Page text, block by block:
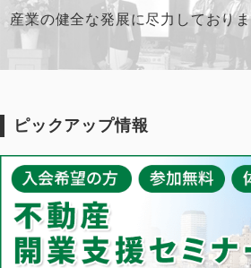
産業の健全な発展に尽力しており
ピックアップ情報